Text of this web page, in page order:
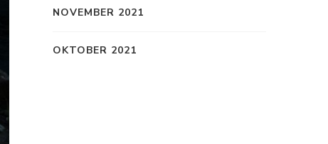
NOVEMBER 2021
OKTOBER 2021